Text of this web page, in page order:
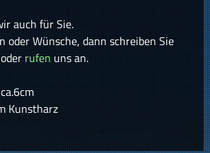
auch für Sie.
oder Wünsche, dann schreiben Sie
oder rufen uns an.
Kunstharz